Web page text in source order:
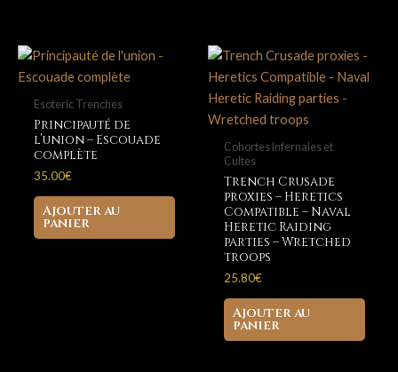
options
peuvent
Esoteric Trenches
Principauté de
l’union – Escouade
complète
35.00€
Ajouter au
panier
Cohortes Infernales et
Cultes
Trench Crusade
proxies – Heretics
Compatible – Naval
Heretic Raiding
parties – Wretched
troops
25.80€
Ajouter au
panier